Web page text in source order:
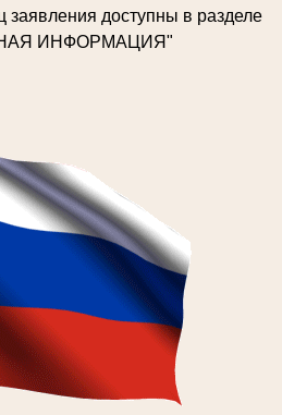
доступны в разделе
ИНФОРМАЦИЯ"